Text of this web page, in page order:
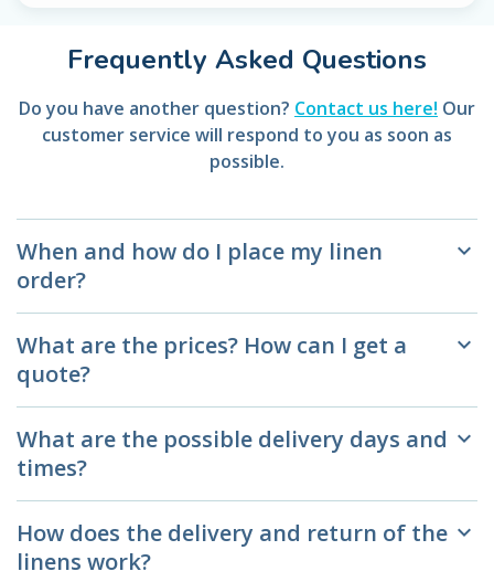
Frequently Asked Questions
Do you have another question? Contact us here! Our
customer service will respond to you as soon as
possible.
When and how do I place my linen
order?
keyboard_arrow_down
What are the prices? How can I get a
quote?
keyboard_arrow_down
What are the possible delivery days and
times?
keyboard_arrow_down
How does the delivery and return of the
linens work?
keyboard_arrow_down